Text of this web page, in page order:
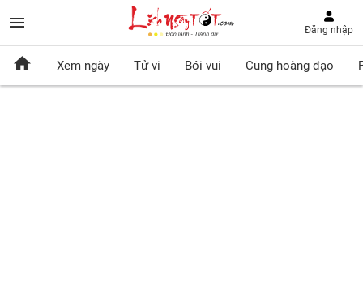
Đăng nhập
Xem ngày Tử vi Bói vui Cung hoàng đạo